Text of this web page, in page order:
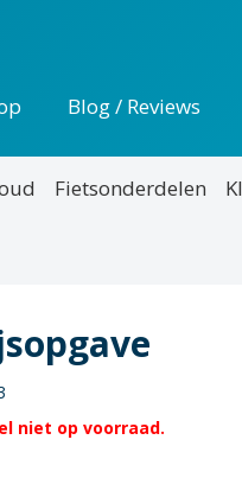
Blog / Reviews
Fietsonderdelen
niet op voorraad.